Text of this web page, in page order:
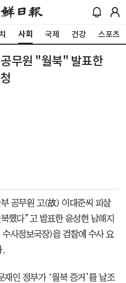
사회 국제 건강 스포츠
무원 "월북" 발표한
공무원 고(故) 이대준씨 피살
했다”고 발표한 윤성현 남해지
사정보국장)을 검찰에 수사 요
.
재인 정부가 ‘월북 증거’를 날조